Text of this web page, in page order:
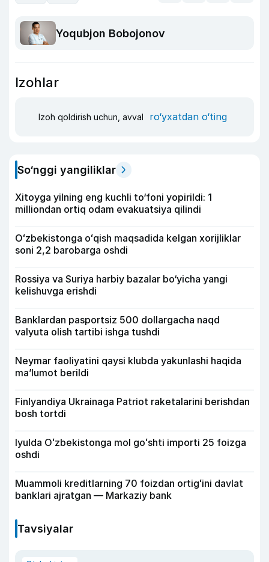
Yoqubjon Bobojonov
Izohlar
Izoh qoldirish uchun, avval ro‘yxatdan o‘ting
So‘nggi yangiliklar
Xitoyga yilning eng kuchli to‘foni yopirildi: 1
milliondan ortiq odam evakuatsiya qilindi
Oʻzbekistonga oʻqish maqsadida kelgan xorijliklar
soni 2,2 barobarga oshdi
Rossiya va Suriya harbiy bazalar bo‘yicha yangi
kelishuvga erishdi
Banklardan pasportsiz 500 dollargacha naqd
valyuta olish tartibi ishga tushdi
Neymar faoliyatini qaysi klubda yakunlashi haqida
ma’lumot berildi
Finlyandiya Ukrainaga Patriot raketalarini berishdan
bosh tortdi
Iyulda Oʻzbekistonga mol goʻshti importi 25 foizga
oshdi
Muammoli kreditlarning 70 foizdan ortigʻini davlat
banklari ajratgan — Markaziy bank
Tavsiyalar